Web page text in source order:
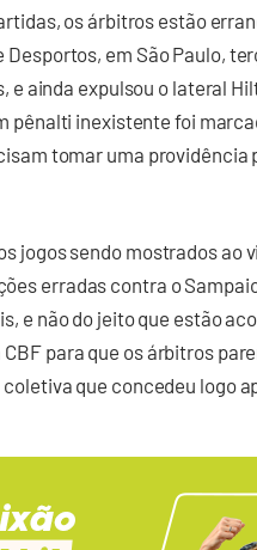
os árbitros estão
Desportos, em São Paulo,
e ainda expulsou o lateral
pênalti inexistente foi
tomar uma providência
jogos sendo mostrados ao
erradas contra o
e não do jeito que estão
para que os árbitros
que concedeu logo